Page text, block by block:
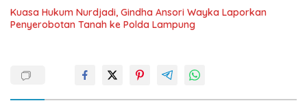
Kuasa Hukum Nurdjadi, Gindha Ansori Wayka Laporkan
Penyerobotan Tanah ke Polda Lampung